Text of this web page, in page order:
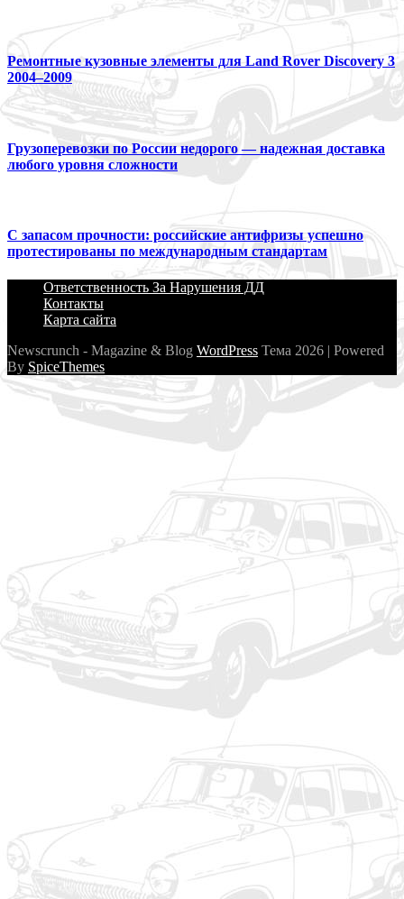
Ремонтные кузовные элементы для Land Rover Discovery 3
2004–2009
Грузоперевозки по России недорого — надежная доставка
любого уровня сложности
С запасом прочности: российские антифризы успешно
протестированы по международным стандартам
Ответственность За Нарушения ДД
Контакты
Карта сайта
Newscrunch - Magazine & Blog WordPress Тема 2026 | Powered
By SpiceThemes